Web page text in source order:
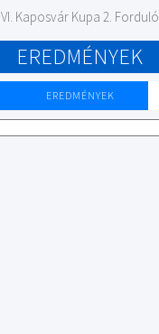
VI. Kaposvár Kupa 2. Forduló
EREDMÉNYEK
EREDMÉNYEK